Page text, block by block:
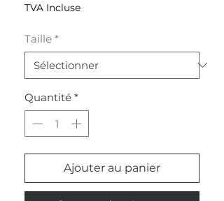
TVA Incluse
Taille *
Quantité *
Ajouter au panier